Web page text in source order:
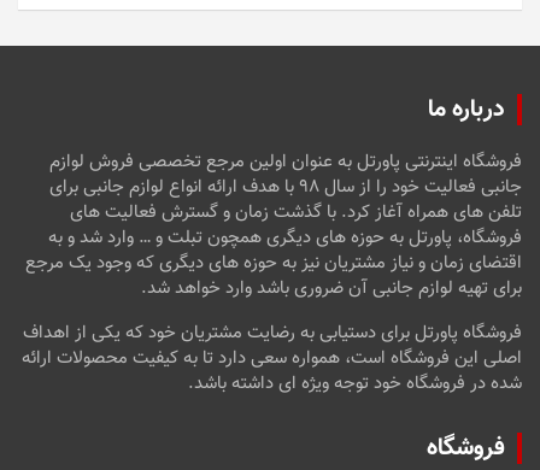
درباره ما
فروشگاه اینترنتی پاورتل به عنوان اولین مرجع تخصصی فروش لوازم
جانبی فعالیت خود را از سال ۹۸ با هدف ارائه انواع لوازم جانبی برای
تلفن های همراه آغاز کرد. با گذشت زمان و گسترش فعالیت های
فروشگاه، پاورتل به حوزه های دیگری همچون تبلت و … وارد شد و به
اقتضای زمان و نیاز مشتریان نیز به حوزه های دیگری که وجود یک مرجع
برای تهیه لوازم جانبی آن ضروری باشد وارد خواهد شد.
فروشگاه پاورتل برای دستیابی به رضایت مشتریان خود که یکی از اهداف
اصلی این فروشگاه است، همواره سعی دارد تا به کیفیت محصولات ارائه
شده در فروشگاه خود توجه ویژه ای داشته باشد.
فروشگاه